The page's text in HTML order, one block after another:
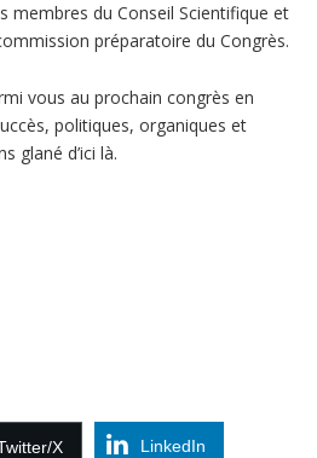
membres du Conseil Scientifique et
préparatoire du Congrès.
vous au prochain congrès en
politiques, organiques et
glané d’ici là.
X LinkedIn